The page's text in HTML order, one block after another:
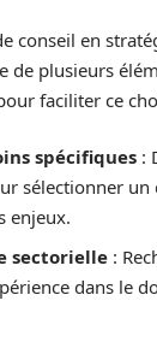
conseil en
de plusieurs
faciliter ce
spécifiques :
sélectionner un
enjeux.
sectorielle :
dans le